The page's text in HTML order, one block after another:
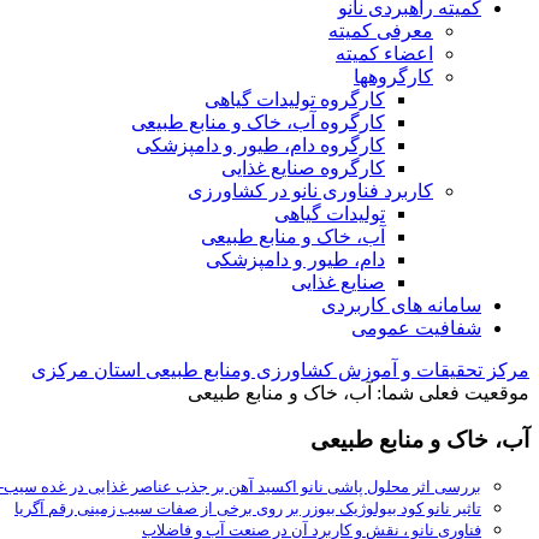
کمیته راهبردی نانو
معرفی کمیته
اعضاء کمیته
کارگروه‏ها
کارگروه تولیدات گیاهی
کارگروه آب، خاک و منابع طبیعی
کارگروه دام، طیور و دامپزشکی
کارگروه صنایع غذایی
کاربرد فناوری نانو در کشاورزی
تولیدات گیاهی
آب، خاک و منابع طبیعی
دام، طیور و دامپزشکی
صنایع غذایی
سامانه های کاربردی
شفافیت عمومی
مرکز تحقیقات و آموزش کشاورزی ومنابع طبیعی استان مرکزی
موقعیت فعلی شما: آب، خاک و منابع طبیعی
آب، خاک و منابع طبیعی
بررسی اثر محلول پاشی نانو اکسید آهن بر جذب عناصر غذایی در غده سیب-
تاثیر نانو کود بیولوژیک بیوزر بر روی برخی از صفات سیب زمینی رقم آگریا
فناوری نانو ، نقش و کاربرد آن در صنعت آب و فاضلاب